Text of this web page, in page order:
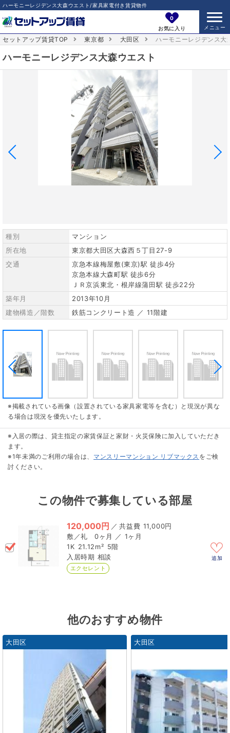
ハーモニーレジデンス大森ウエスト/家具家電付き賃貸物件
0
お気に入り
セットアップ賃貸TOP 東京都 大田区 ハーモニーレジデンス大
ハーモニーレジデンス大森ウエスト
種別
マンション
所在地
東京都大田区大森西５丁目27-9
交通
京急本線梅屋敷(東京)駅 徒歩4分
京急本線大森町駅 徒歩6分
ＪＲ京浜東北・根岸線蒲田駅 徒歩22分
築年月
2013年10月
建物構造／階数
鉄筋コンクリート造 ／ 11階建
※掲載されている画像（設置されている家具家電等を含む）と現況が異な
る場合は現況を優先いたします。
※入居の際は、貸主指定の家賃保証と家財・火災保険に加入していただき
ます。
※1年未満のご利用の場合は、 マンスリーマンション リブマックス をご検
討ください。
この物件で募集している部屋
120,000円 ／
11,000円
0ヶ月 ／ 1ヶ月
1K 21.12m² 5階
相談
エクセレント
追加
他のおすすめ物件
大田区 大田区